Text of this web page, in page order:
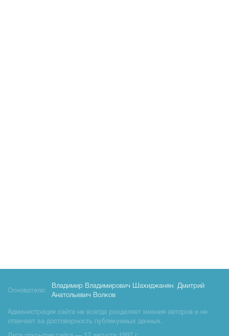
Основатели:
Владимир Владимирович Шахиджанян, Дмитрий
Анатольевич Волков
Администрация сайта не всегда разделяет мнения авторов и не
отвечает за достоверность публикуемых данных.